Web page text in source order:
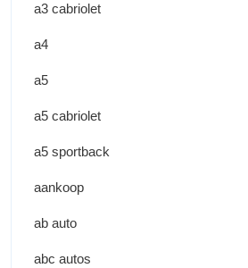
a3 cabriolet
a4
a5
a5 cabriolet
a5 sportback
aankoop
ab auto
abc autos